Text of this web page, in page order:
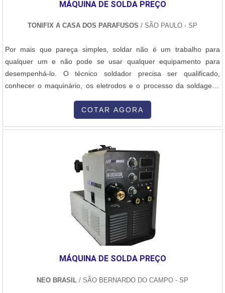
MÁQUINA DE SOLDA PREÇO
TONIFIX A CASA DOS PARAFUSOS / SÃO PAULO - SP
Por mais que pareça simples, soldar não é um trabalho para
qualquer um e não pode se usar qualquer equipamento para
desempenhá-lo. O técnico soldador precisa ser qualificado,
conhecer o maquinário, os eletrodos e o processo da soldagem.
Diferencial das demais empresasQualidade,Matéria-prima,Preço
COTAR AGORA
MÁQUINA DE SOLDA PREÇO
NEO BRASIL / SÃO BERNARDO DO CAMPO - SP